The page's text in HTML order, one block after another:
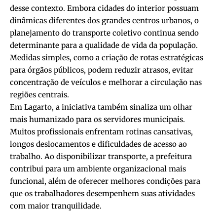
desse contexto. Embora cidades do interior possuam
dinâmicas diferentes dos grandes centros urbanos, o
planejamento do transporte coletivo continua sendo
determinante para a qualidade de vida da população.
Medidas simples, como a criação de rotas estratégicas
para órgãos públicos, podem reduzir atrasos, evitar
concentração de veículos e melhorar a circulação nas
regiões centrais.
Em Lagarto, a iniciativa também sinaliza um olhar
mais humanizado para os servidores municipais.
Muitos profissionais enfrentam rotinas cansativas,
longos deslocamentos e dificuldades de acesso ao
trabalho. Ao disponibilizar transporte, a prefeitura
contribui para um ambiente organizacional mais
funcional, além de oferecer melhores condições para
que os trabalhadores desempenhem suas atividades
com maior tranquilidade.